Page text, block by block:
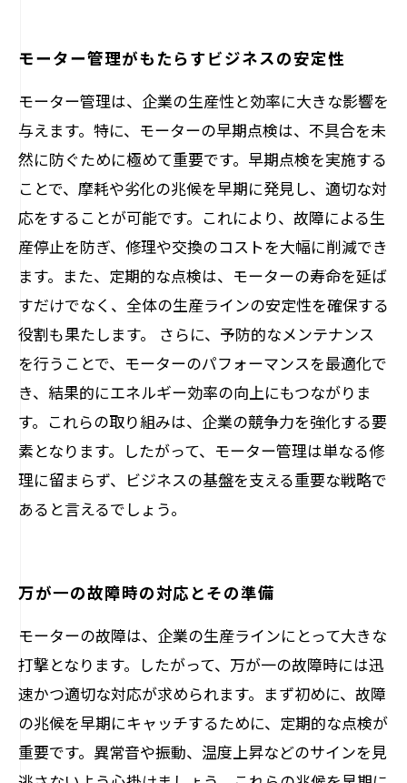
モーター管理がもたらすビジネスの安定性
モーター管理は、企業の生産性と効率に大きな影響を
与えます。特に、モーターの早期点検は、不具合を未
然に防ぐために極めて重要です。早期点検を実施する
ことで、摩耗や劣化の兆候を早期に発見し、適切な対
応をすることが可能です。これにより、故障による生
産停止を防ぎ、修理や交換のコストを大幅に削減でき
ます。また、定期的な点検は、モーターの寿命を延ば
すだけでなく、全体の生産ラインの安定性を確保する
役割も果たします。 さらに、予防的なメンテナンス
を行うことで、モーターのパフォーマンスを最適化で
き、結果的にエネルギー効率の向上にもつながりま
す。これらの取り組みは、企業の競争力を強化する要
素となります。したがって、モーター管理は単なる修
理に留まらず、ビジネスの基盤を支える重要な戦略で
あると言えるでしょう。
万が一の故障時の対応とその準備
モーターの故障は、企業の生産ラインにとって大きな
打撃となります。したがって、万が一の故障時には迅
速かつ適切な対応が求められます。まず初めに、故障
の兆候を早期にキャッチするために、定期的な点検が
重要です。異常音や振動、温度上昇などのサインを見